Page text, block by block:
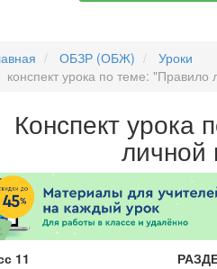
ОБЗР (ОБЖ)
Уроки
конспект урока по теме: "Правило
Конспект урока
личной
11